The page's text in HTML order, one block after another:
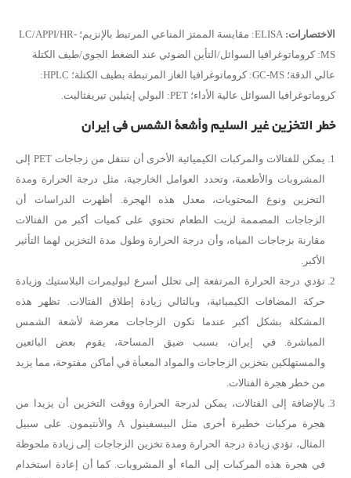
الاختصارات:
ELISA: مقايسة الممتز المناعي المرتبط بالإنزيم؛ LC/APPI/HR-
MS: كروماتوغرافيا السوائل/التأين الضوئي عند الضغط الجوي/طيف الكتلة
عالي الدقة؛ GC-MS: كروماتوغرافيا الغاز المرتبطة بطيف الكتلة؛ HPLC:
كروماتوغرافيا السوائل عالية الأداء؛ PET: البولي إيثيلين تيريفثاليت.
خطر التخزين غير السليم وأشعة الشمس في إيران
يمكن للفتالات والمركبات الكيميائية الأخرى أن تنتقل من زجاجات PET إلى
المشروبات والأطعمة، وتحدد العوامل الخارجية، مثل درجة الحرارة ومدة
التخزين ونوع المحتويات، معدل هذه الهجرة. أظهرت الدراسات أن
الزجاجات المصممة لزيت الطعام تحتوي على كميات أكبر من الفتالات
مقارنة بزجاجات المياه، وأن درجة الحرارة وطول مدة التخزين لهما التأثير
الأكبر.
تؤدي درجة الحرارة المرتفعة إلى تحلل أسرع لبوليمرات البلاستيك وزيادة
حركة المضافات الكيميائية، وبالتالي زيادة إطلاق الفتالات. تظهر هذه
المشكلة بشكل أكبر عندما تكون الزجاجات معرضة لأشعة الشمس
المباشرة. في إيران، بسبب ضيق المساحة، يقوم بعض البائعين
والمستهلكين بتخزين الزجاجات والمواد المعبأة في أماكن مفتوحة، مما يزيد
من خطر هجرة الفتالات.
بالإضافة إلى الفتالات، يمكن لدرجة الحرارة ووقت التخزين أن يزيدا من
هجرة مركبات خطيرة أخرى مثل البيسفينول A والأنتيمون. على سبيل
المثال، تؤدي زيادة درجة الحرارة ومدة تخزين الزجاجات إلى زيادة ملحوظة
في هجرة هذه المركبات إلى الماء أو المشروبات. كما أن إعادة استخدام